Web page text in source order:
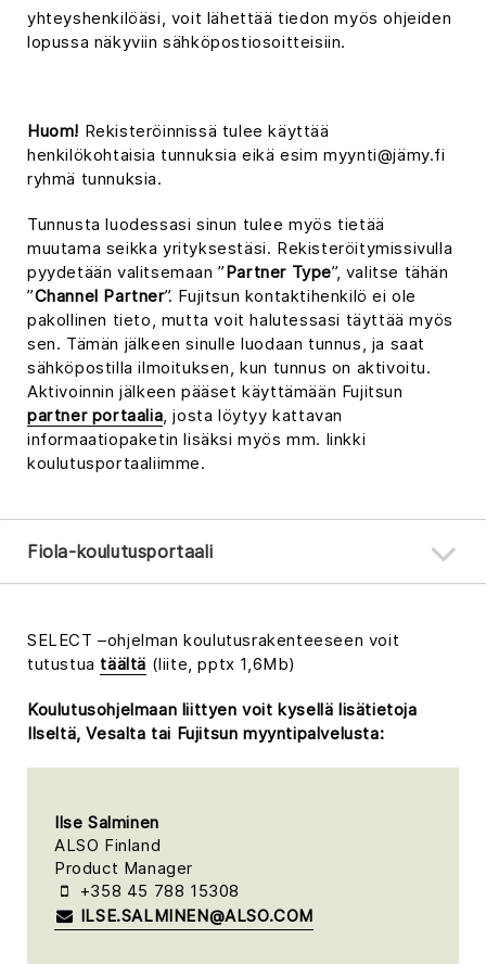
yhteyshenkilöäsi, voit lähettää tiedon myös ohjeiden
lopussa näkyviin sähköpostiosoitteisiin.
Huom! Rekisteröinnissä tulee käyttää
henkilökohtaisia tunnuksia eikä esim myynti@jämy.fi
ryhmä tunnuksia.
Tunnusta luodessasi sinun tulee myös tietää
muutama seikka yrityksestäsi. Rekisteröitymissivulla
pyydetään valitsemaan ” Partner Type”, valitse tähän
”Channel Partner”. Fujitsun kontaktihenkilö ei ole
pakollinen tieto, mutta voit halutessasi täyttää myös
sen. Tämän jälkeen sinulle luodaan tunnus, ja saat
sähköpostilla ilmoituksen, kun tunnus on aktivoitu.
Aktivoinnin jälkeen pääset käyttämään Fujitsun
partner portaalia, josta löytyy kattavan
informaatiopaketin lisäksi myös mm. linkki
koulutusportaaliimme.
Fiola-koulutusportaali
SELECT –ohjelman koulutusrakenteeseen voit
tutustua täältä (liite, pptx 1,6Mb)
Koulutusohjelmaan liittyen voit kysellä lisätietoja
Ilseltä, Vesalta tai Fujitsun myyntipalvelusta:
Ilse Salminen
ALSO Finland
Product Manager
+358 45 788 15308
ILSE.SALMINEN@ALSO.COM